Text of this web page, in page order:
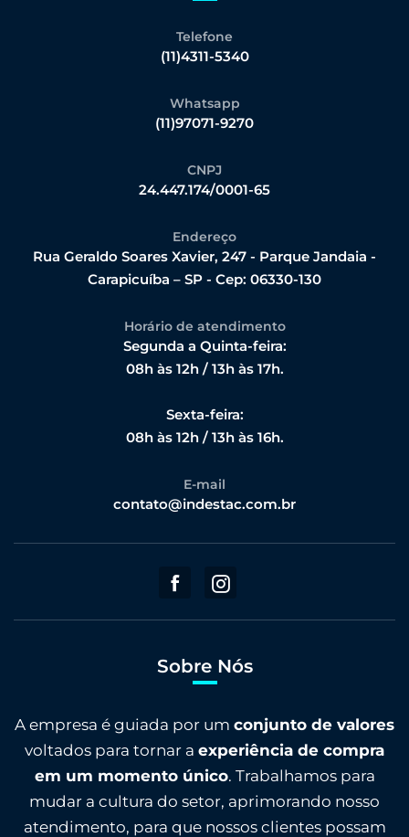
Telefone
(11)4311-5340
Whatsapp
(11)97071-9270
CNPJ
24.447.174/0001-65
Endereço
Rua Geraldo Soares Xavier, 247 - Parque Jandaia -
Carapicuíba – SP - Cep: 06330-130
Horário de atendimento
Segunda a Quinta-feira:
08h às 12h / 13h às 17h.
Sexta-feira:
08h às 12h / 13h às 16h.
E-mail
contato@indestac.com.br
Sobre Nós
A empresa é guiada por um conjunto de valores
voltados para tornar a experiência de compra
em um momento único. Trabalhamos para
mudar a cultura do setor, aprimorando nosso
atendimento, para que nossos clientes possam